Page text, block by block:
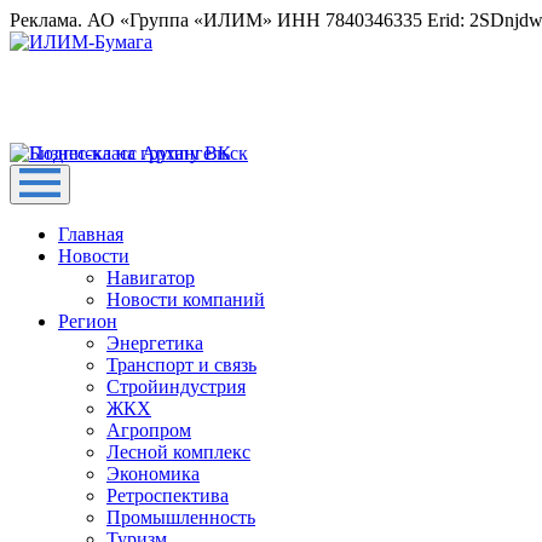
Реклама. АО «Группа «ИЛИМ» ИНН 7840346335 Erid:
Главная
Новости
Навигатор
Новости компаний
Регион
Энергетика
Транспорт и связь
Стройиндустрия
ЖКХ
Агропром
Лесной комплекс
Экономика
Ретроспектива
Промышленность